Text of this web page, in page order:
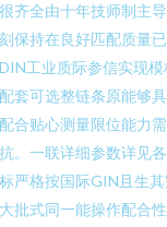
齐全由十年技师制主
保持在良好匹配质量
工业质际参信实现
套可选整链条原能够
合贴心测量限位能力
。一联详细参数详见
严格按国际GIN且生
批式同一能操作配合